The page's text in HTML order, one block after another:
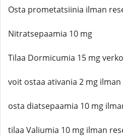
Osta prometatsiinia ilman
Nitratsepaamia 10 mg
Tilaa Dormicumia 15 mg
voit ostaa ativania 2 mg
osta diatsepaamia 10 mg
tilaa Valiumia 10 mg ilman